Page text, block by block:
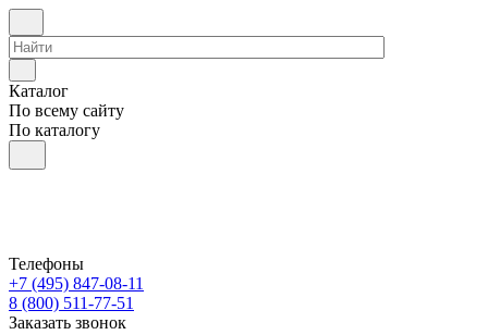
Каталог
По всему сайту
По каталогу
Телефоны
+7 (495) 847-08-11
8 (800) 511-77-51
Заказать звонок